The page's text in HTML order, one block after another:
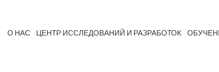
О НАС ЦЕНТР ИССЛЕДОВАНИЙ И РАЗРАБОТОК